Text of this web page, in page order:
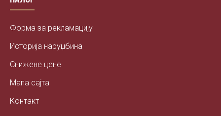
Форма за рекламацију
Историја наруџбина
Снижене цене
Мапа сајта
Контакт